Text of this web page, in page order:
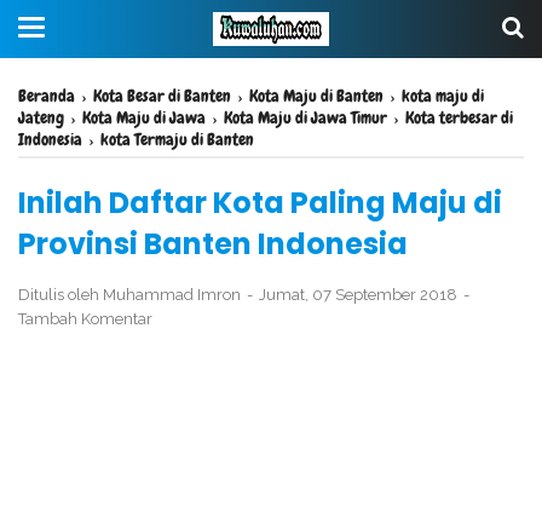
Beranda › Kota Besar di Banten › Kota Maju di Banten › kota maju di
Jateng › Kota Maju di Jawa › Kota Maju di Jawa Timur › Kota terbesar di
Indonesia › kota Termaju di Banten
Inilah Daftar Kota Paling Maju di
Provinsi Banten Indonesia
Ditulis oleh Muhammad Imron
Jumat, 07 September 2018
Tambah Komentar